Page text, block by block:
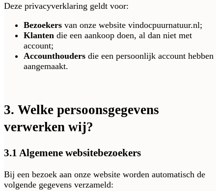
Deze privacyverklaring geldt voor:
Bezoekers van onze website vindocpuurnatuur.nl;
Klanten die een aankoop doen, al dan niet met
account;
Accounthouders die een persoonlijk account hebben
aangemaakt.
3. Welke persoonsgegevens
verwerken wij?
3.1 Algemene websitebezoekers
Bij een bezoek aan onze website worden automatisch de
volgende gegevens verzameld: